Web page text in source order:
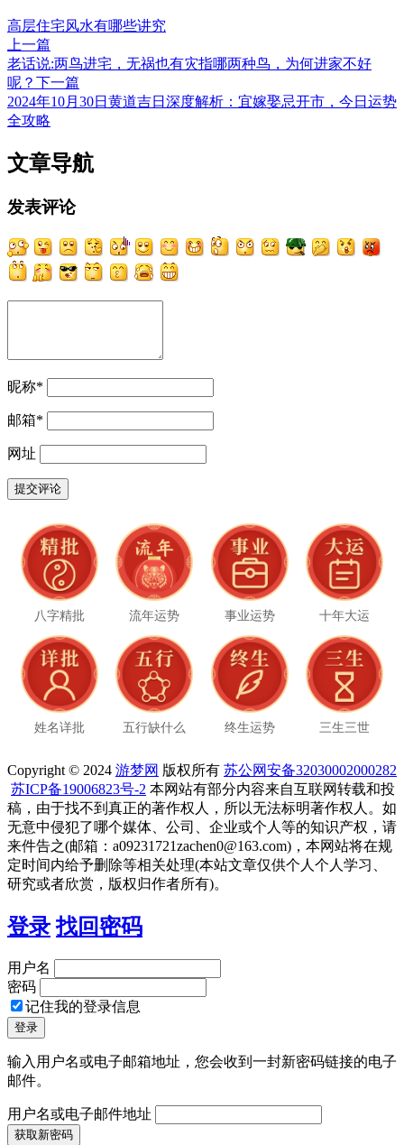
高层住宅风水有哪些讲究
上一篇
老话说:两鸟进宅，无祸也有灾指哪两种鸟，为何进家不好
呢？ 下一篇
2024年10月30日黄道吉日深度解析：宜嫁娶忌开市，今日运势
全攻略
文章导航
发表评论
昵称*
邮箱*
网址
八字精批 流年运势 事业运势 十年大运
姓名详批 五行缺什么 终生运势 三生三世
Copyright © 2024 游梦网 版权所有 苏公网安备32030002000282
苏ICP备19006823号-2 本网站有部分内容来自互联网转载和投
稿，由于找不到真正的著作权人，所以无法标明著作权人。如
无意中侵犯了哪个媒体、公司、企业或个人等的知识产权，请
来件告之(邮箱：a09231721zachen0@163.com)，本网站将在规
定时间内给予删除等相关处理(本站文章仅供个人个人学习、
研究或者欣赏，版权归作者所有)。
登录 找回密码
用户名
密码
记住我的登录信息
输入用户名或电子邮箱地址，您会收到一封新密码链接的电子
邮件。
用户名或电子邮件地址